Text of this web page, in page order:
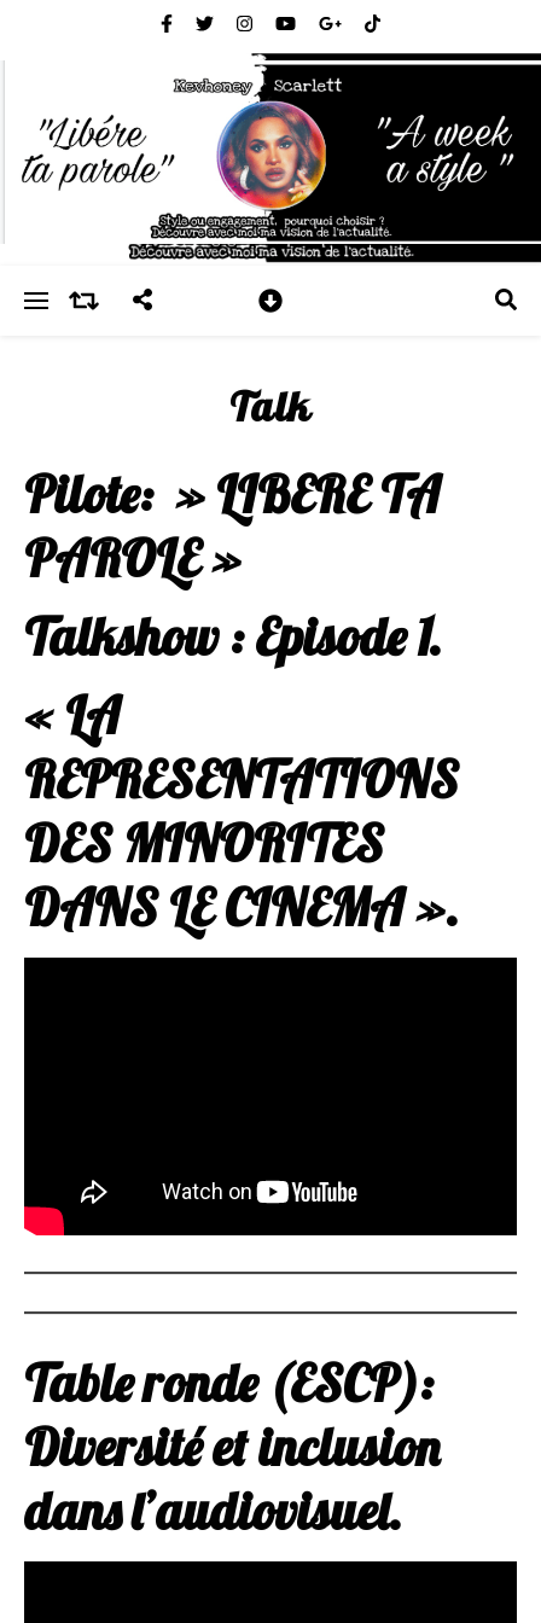
Talk
Pilote: » LIBERE TA
PAROLE »
Talkshow : Episode 1.
« LA
REPRESENTATIONS
DES MINORITES
DANS LE CINEMA ».
Table ronde (ESCP):
Diversité et inclusion
dans l’audiovisuel.